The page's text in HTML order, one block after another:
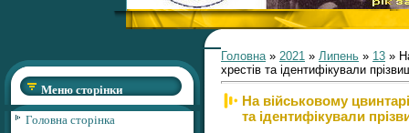
Меню сторінки
Головна сторінка
Головна» 2021 » Липень » 13 »
хрестів та ідентифікували
На військовому
та ідентифікували